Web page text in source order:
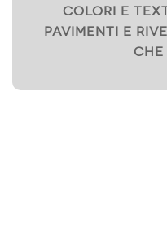
colori e
pavimenti e
che